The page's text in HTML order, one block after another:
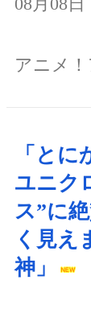
アニメ！
「とに
ユニク
ス”に
く見え
神」